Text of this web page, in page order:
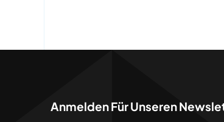
Anmelden Für Unseren